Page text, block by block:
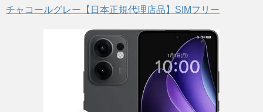
チャコールグレー【日本正規代理店品】SIMフリー